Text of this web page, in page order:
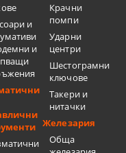
и
и
Крачни
помпи
Ударни
центри
Шестограмни
ключове
Такери и
нитачки
Железария
Обща